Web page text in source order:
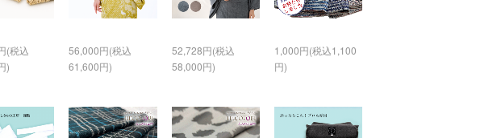
(税込
)
56,000円(税込
61,600円)
52,728円(税込
58,000円)
1,000円(税込1,100
円)